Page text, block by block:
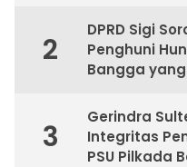
2
DPRD Sigi
Penghuni
Bangga
3
Gerindra
Integritas
PSU Pilkada